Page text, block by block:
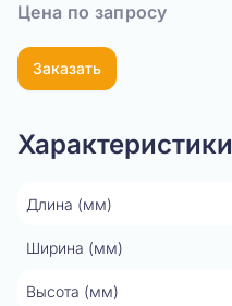
Цена по запросу
Заказать
Характеристики
Длина (мм)
Ширина (мм)
Высота (мм)